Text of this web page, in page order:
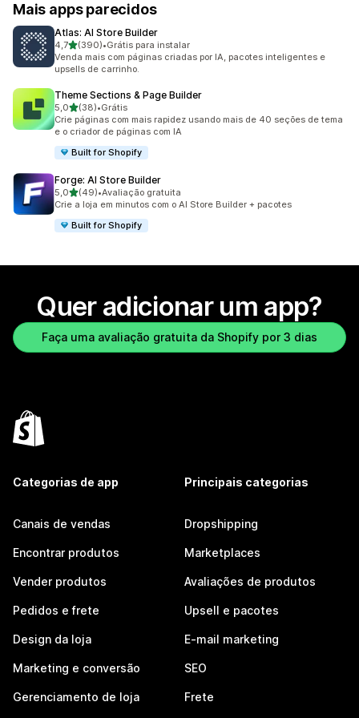
Mais apps parecidos
Atlas: AI Store Builder
4,7de 5 estrelas
(390)
390 avaliações ao todo
•Grátis para instalar
Venda mais com páginas criadas por IA, pacotes inteligentes e
upsells de carrinho.
Theme Sections & Page Builder
5,0de 5 estrelas
(38)
38 avaliações ao todo
•Grátis
Crie páginas com mais rapidez usando mais de 40 seções de tema
e o criador de páginas com IA
Built for Shopify
Forge: AI Store Builder
5,0de 5 estrelas
(49)
49 avaliações ao todo
•Avaliação gratuita
Crie a loja em minutos com o AI Store Builder + pacotes
Built for Shopify
Quer adicionar um app?
Faça uma avaliação gratuita da Shopify por 3 dias
Categorias de app
Canais de vendas
Encontrar produtos
Vender produtos
Pedidos e frete
Design da loja
Marketing e conversão
Gerenciamento de loja
Principais categorias
Dropshipping
Marketplaces
Avaliações de produtos
Upsell e pacotes
E-mail marketing
SEO
Frete